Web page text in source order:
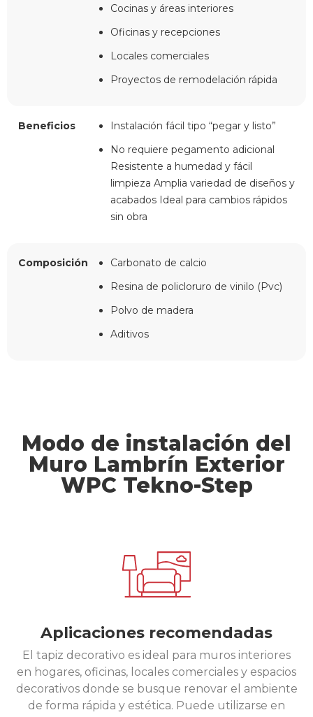
Cocinas y áreas interiores
Oficinas y recepciones
Locales comerciales
Proyectos de remodelación rápida
Beneficios
Instalación fácil tipo “pegar y listo”
No requiere pegamento adicional
Resistente a humedad y fácil
limpieza Amplia variedad de diseños y
acabados Ideal para cambios rápidos
sin obra
Composición
Carbonato de calcio
Resina de policloruro de vinilo (Pvc)
Polvo de madera
Aditivos
Modo de instalación del
Muro Lambrín Exterior
WPC Tekno-Step
Aplicaciones recomendadas
El tapiz decorativo es ideal para muros interiores
en hogares, oficinas, locales comerciales y espacios
decorativos donde se busque renovar el ambiente
de forma rápida y estética. Puede utilizarse en